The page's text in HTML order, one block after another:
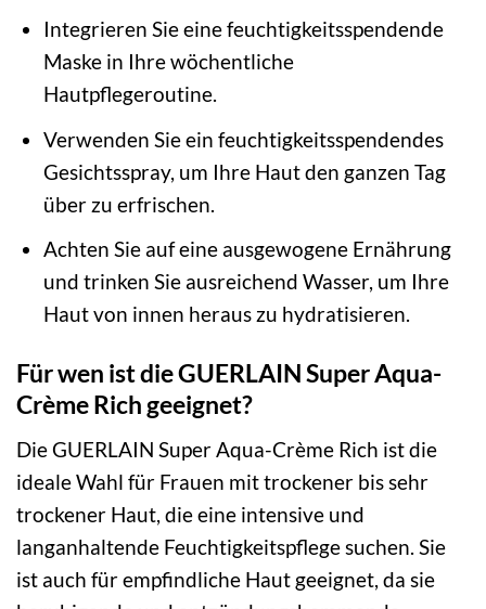
Integrieren Sie eine feuchtigkeitsspendende
Maske in Ihre wöchentliche
Hautpflegeroutine.
Verwenden Sie ein feuchtigkeitsspendendes
Gesichtsspray, um Ihre Haut den ganzen Tag
über zu erfrischen.
Achten Sie auf eine ausgewogene Ernährung
und trinken Sie ausreichend Wasser, um Ihre
Haut von innen heraus zu hydratisieren.
Für wen ist die GUERLAIN Super Aqua-
Crème Rich geeignet?
Die GUERLAIN Super Aqua-Crème Rich ist die
ideale Wahl für Frauen mit trockener bis sehr
trockener Haut, die eine intensive und
langanhaltende Feuchtigkeitspflege suchen. Sie
ist auch für empfindliche Haut geeignet, da sie